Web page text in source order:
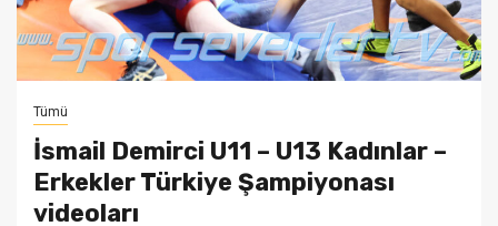
Tümü
İsmail Demirci U11 – U13 Kadınlar –
Erkekler Türkiye Şampiyonası
videoları